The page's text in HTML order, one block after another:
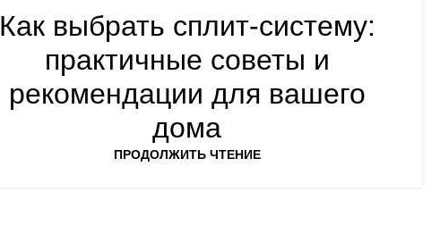
Как выбрать сплит-систему:
практичные советы и
рекомендации для вашего
дома
ПРОДОЛЖИТЬ ЧТЕНИЕ